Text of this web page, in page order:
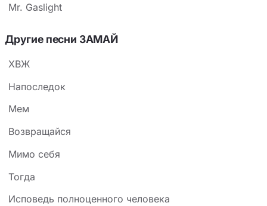
Mr. Gaslight
Другие песни ЗАМАЙ
ХВЖ
Напоследок
Мем
Возвращайся
Мимо себя
Тогда
Исповедь полноценного человека